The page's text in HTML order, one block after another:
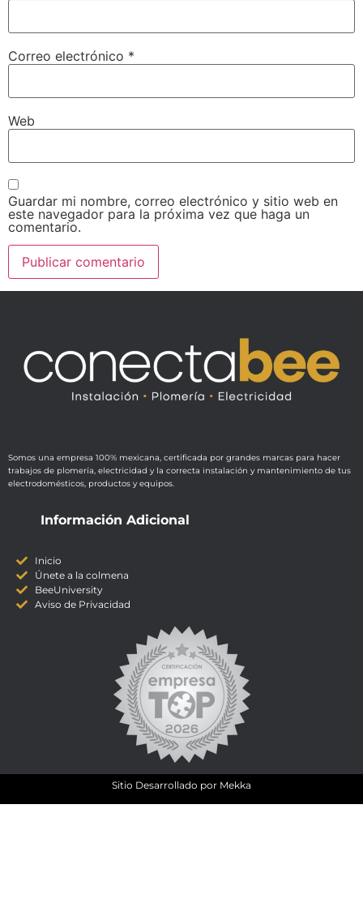
Correo electrónico *
Web
Guardar mi nombre, correo electrónico y sitio web en
este navegador para la próxima vez que haga un
comentario.
Somos una empresa 100% mexicana, certificada por grandes marcas para hacer
trabajos de plomería, electricidad y la correcta instalación y mantenimiento de tus
electrodomésticos, productos y equipos.
Información Adicional
Inicio
Únete a la colmena
BeeUniversity
Aviso de Privacidad
Sitio Desarrollado por Mekka